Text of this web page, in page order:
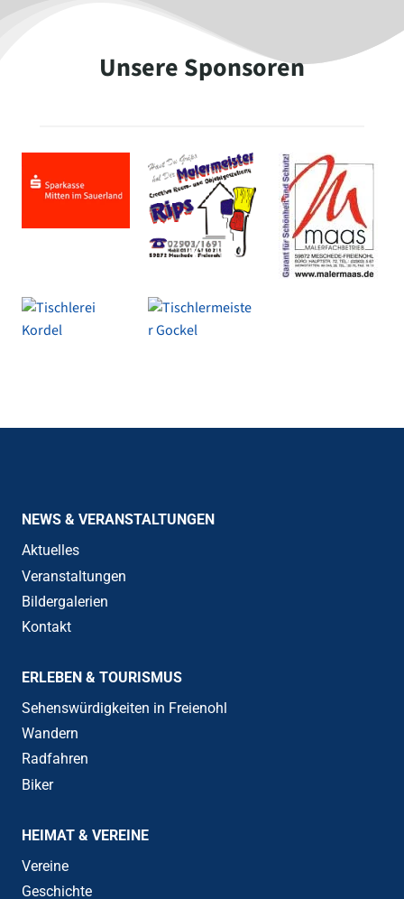
Unsere Sponsoren
NEWS & VERANSTALTUNGEN
Aktuelles
Veranstaltungen
Bildergalerien
Kontakt
ERLEBEN & TOURISMUS
Sehenswürdigkeiten in Freienohl
Wandern
Radfahren
Biker
HEIMAT & VEREINE
Vereine
Geschichte